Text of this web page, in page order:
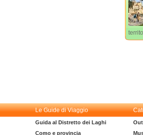
Le Guide di Viaggio
Guida al Distretto dei Laghi
Como e provincia